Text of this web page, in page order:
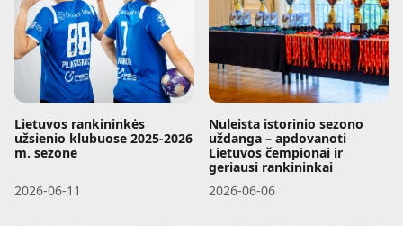
Lietuvos rankininkės
užsienio klubuose 2025-2026
m. sezone
2026-06-11
Nuleista istorinio sezono
uždanga – apdovanoti
Lietuvos čempionai ir
geriausi rankininkai
2026-06-06